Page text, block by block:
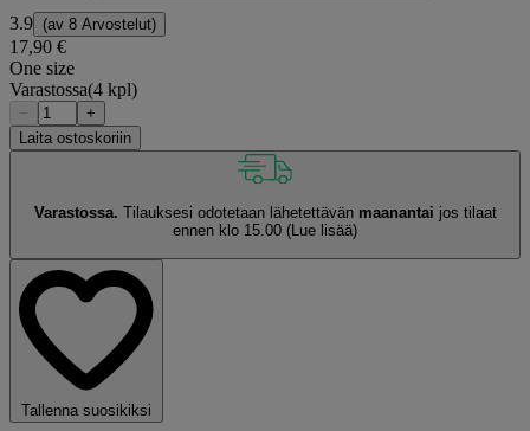
3.9 (av 8 Arvostelut)
17,90 €
One size
Varastossa(4 kpl)
−
+
Laita ostoskoriin
Varastossa. Tilauksesi odotetaan lähetettävän maanantai jos tilaat
ennen klo 15.00 (Lue lisää)
Tallenna suosikiksi